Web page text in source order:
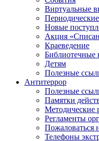
Виртуальные
Новые
Акция
Краеведение
Библиотечные
Детям
Полезные
Антитеррор
Полезные
Памятки
Методические
Регламенты
Пожаловаться
Телефоны